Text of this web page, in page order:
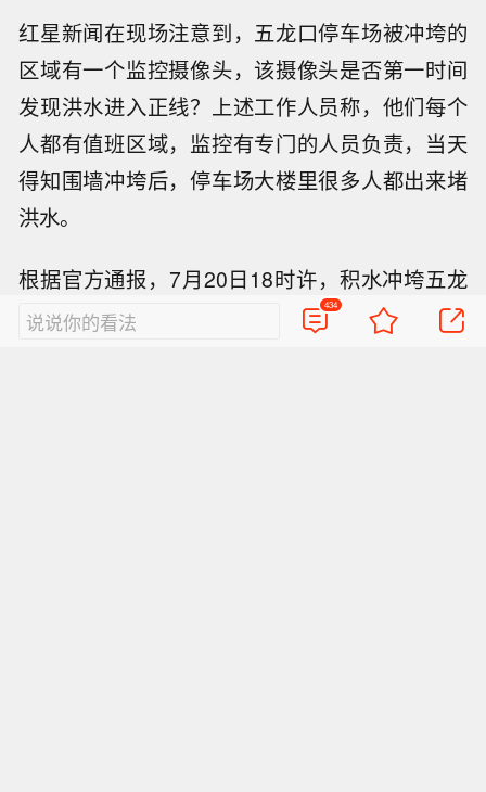
红星新闻在现场注意到，五龙口停车场被冲垮的
区域有一个监控摄像头，该摄像头是否第一时间
发现洪水进入正线？上述工作人员称，他们每个
人都有值班区域，监控有专门的人员负责，当天
得知围墙冲垮后，停车场大楼里很多人都出来堵
洪水。
根据官方通报，7月20日18时许，积水冲垮五龙
口停车场出入场线挡水墙进入正线区间；7月20
说说你的看法
434